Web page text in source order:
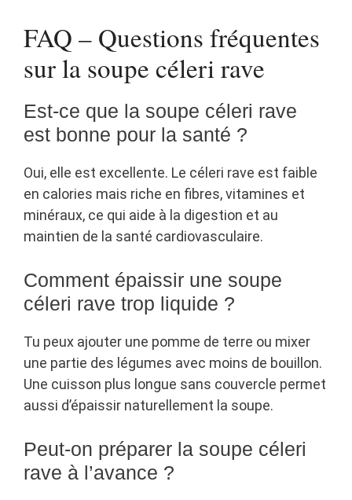
FAQ – Questions fréquentes
sur la soupe céleri rave
Est-ce que la soupe céleri rave
est bonne pour la santé ?
Oui, elle est excellente. Le céleri rave est faible
en calories mais riche en fibres, vitamines et
minéraux, ce qui aide à la digestion et au
maintien de la santé cardiovasculaire.
Comment épaissir une soupe
céleri rave trop liquide ?
Tu peux ajouter une pomme de terre ou mixer
une partie des légumes avec moins de bouillon.
Une cuisson plus longue sans couvercle permet
aussi d’épaissir naturellement la soupe.
Peut-on préparer la soupe céleri
rave à l’avance ?